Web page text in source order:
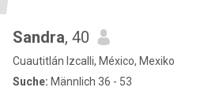
Sandra, 40
Cuautitlán Izcalli, México, Mexiko
Suche: Männlich 36 - 53